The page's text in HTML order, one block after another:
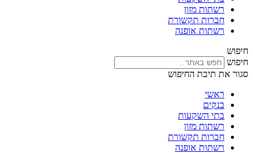
רשתות מזון
חברות תקשורת
רשתות אופנה
חיפוש
חיפוש
סגור את תיבת החיפוש
ראשי
בנקים
בתי השקעות
רשתות מזון
חברות תקשורת
רשתות אופנה